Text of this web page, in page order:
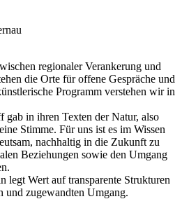
regionaler Verankerung und
die Orte für offene Gespräche und
Programm verstehen wir in
in ihren Texten der Natur, also
Stimme. Für uns ist es im Wissen
nachhaltig in die Zukunft zu
Beziehungen sowie den Umgang
legt Wert auf transparente Strukturen
und zugewandten Umgang.